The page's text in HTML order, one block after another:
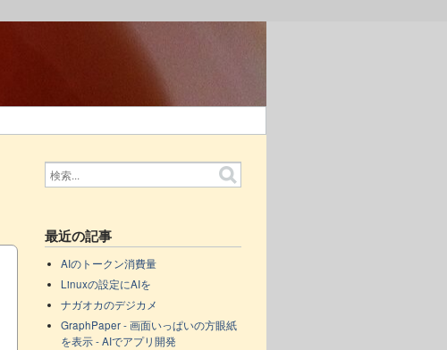
最近の記事
AIのトークン消費量
Linuxの設定にAIを
ナガオカのデジカメ
GraphPaper - 画面いっぱいの方眼紙
を表示 - AIでアプリ開発